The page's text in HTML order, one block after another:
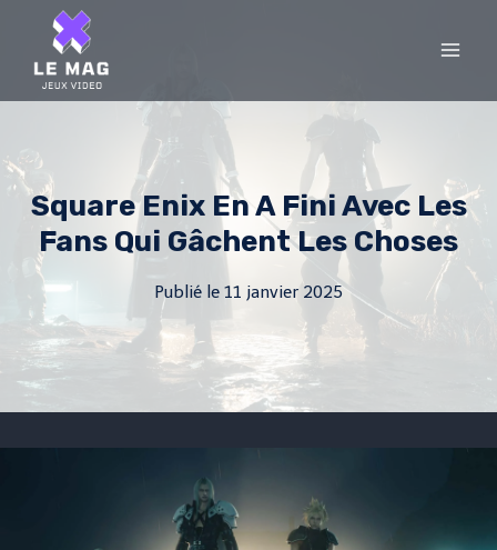
content
Square Enix En A Fini Avec Les
Fans Qui Gâchent Les Choses
Publié le 11 janvier 2025